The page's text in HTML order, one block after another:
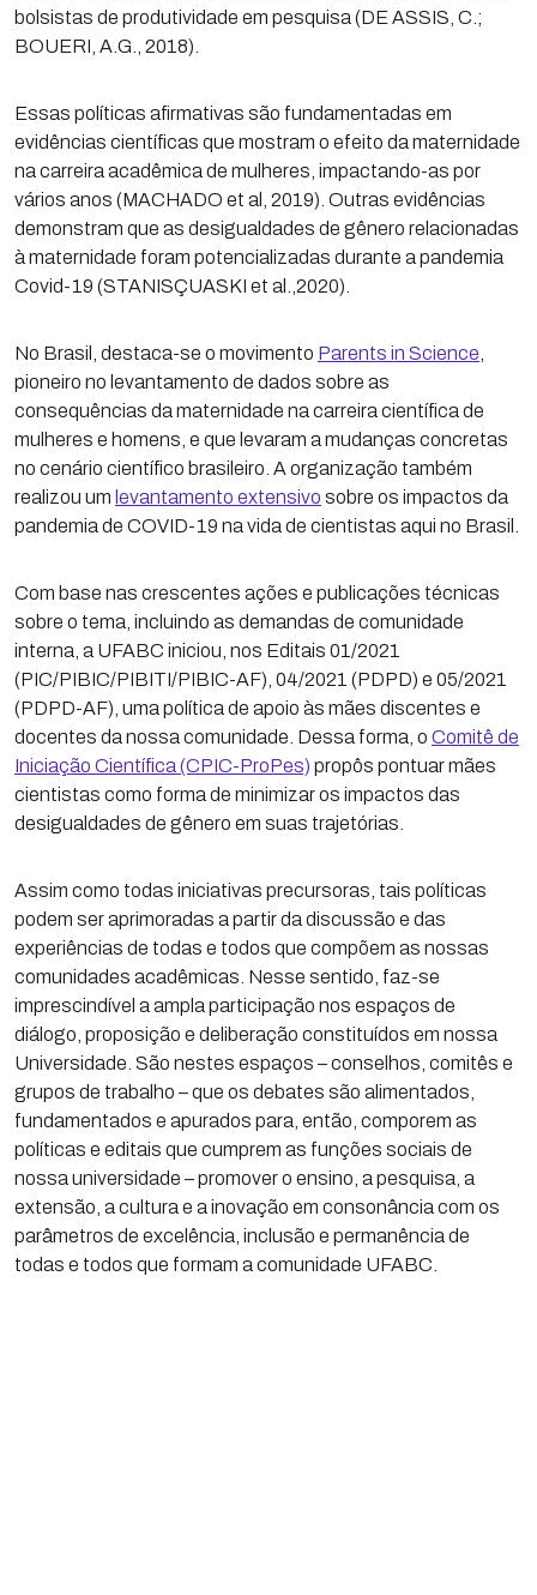
bolsistas de produtividade em pesquisa (DE ASSIS, C.;
BOUERI, A.G., 2018).
Essas políticas afirmativas são fundamentadas em
evidências científicas que mostram o efeito da maternidade
na carreira acadêmica de mulheres, impactando-as por
vários anos (MACHADO et al, 2019). Outras evidências
demonstram que as desigualdades de gênero relacionadas
à maternidade foram potencializadas durante a pandemia
Covid-19 (STANISÇUASKI et al.,2020).
No Brasil, destaca-se o movimento Parents in Science
pioneiro no levantamento de dados sobre as
consequências da maternidade na carreira científica de
mulheres e homens, e que levaram a mudanças concretas
no cenário científico brasileiro. A organização também
realizou um levantamento extensivo sobre os impactos da
pandemia de COVID-19 na vida de cientistas aqui no Brasil.
Com base nas crescentes ações e publicações técnicas
sobre o tema, incluindo as demandas de comunidade
interna, a UFABC iniciou, nos Editais 01/2021
(PIC/PIBIC/PIBITI/PIBIC-AF), 04/2021 (PDPD) e 05/2021
(PDPD-AF), uma política de apoio às mães discentes e
docentes da nossa comunidade. Dessa forma, o Comitê de
Iniciação Científica (CPIC-ProPes) propôs pontuar mães
cientistas como forma de minimizar os impactos das
desigualdades de gênero em suas trajetórias.
Assim como todas iniciativas precursoras, tais políticas
podem ser aprimoradas a partir da discussão e das
experiências de todas e todos que compõem as nossas
comunidades acadêmicas. Nesse sentido, faz-se
imprescindível a ampla participação nos espaços de
diálogo, proposição e deliberação constituídos em nossa
Universidade. São nestes espaços – conselhos, comitês e
grupos de trabalho – que os debates são alimentados,
fundamentados e apurados para, então, comporem as
políticas e editais que cumprem as funções sociais de
nossa universidade – promover o ensino, a pesquisa, a
extensão, a cultura e a inovação em consonância com os
parâmetros de excelência, inclusão e permanência de
todas e todos que formam a comunidade UFABC.